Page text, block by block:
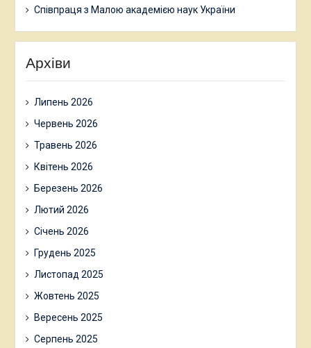
Співпраця з Малою академією наук України
Архіви
Липень 2026
Червень 2026
Травень 2026
Квітень 2026
Березень 2026
Лютий 2026
Січень 2026
Грудень 2025
Листопад 2025
Жовтень 2025
Вересень 2025
Серпень 2025